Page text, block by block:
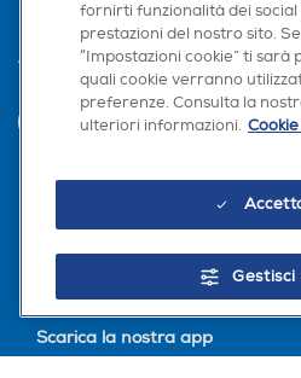
Trova negozio
Scarica la nostra app
fornirti funzionalità dei social
prestazioni del nostro sito.
“Impostazioni cookie” ti sarà
quali cookie verranno
preferenze. Consulta la
ulteriori informazioni.
Gestisci